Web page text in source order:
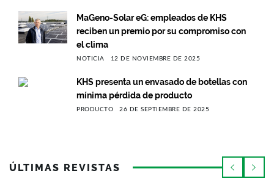
MaGeno-Solar eG: empleados de KHS
reciben un premio por su compromiso con
el clima
NOTICIA 12 DE NOVIEMBRE DE 2025
KHS presenta un envasado de botellas con
mínima pérdida de producto
PRODUCTO 26 DE SEPTIEMBRE DE 2025
ÚLTIMAS REVISTAS